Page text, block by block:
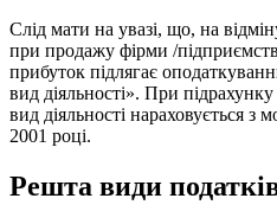
Слід мати на увазі, що, на
при продажу фірми /
прибуток підлягає
вид діяльності». При
вид діяльності нараховується з
2001 році.
Решта види